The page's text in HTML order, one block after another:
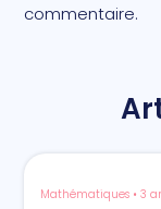
commentaire.
Mathématiques • 3